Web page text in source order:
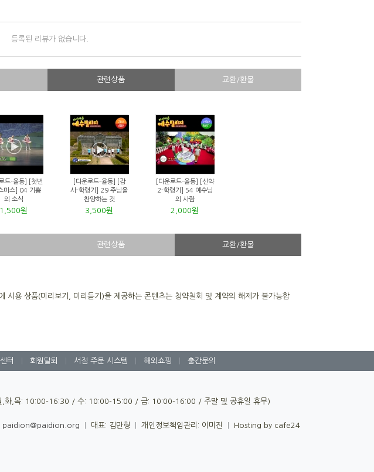
등록된 리뷰가 없습니다.
관련상품 교환/환불
드-율동] [첫번
마스] 04 기쁨
의 소식
1,500원
[다운로드-율동] [감
사-학령기] 29 주님을
찬양하는 것
3,500원
[다운로드-율동] [신약
2-학령기] 54 예수님
의 사람
2,000원
관련상품 교환/환불
시용 상품(미리보기, 미리듣기)을 제공하는 콘텐츠는 청약철회 및 계약의 해제가 불가능합
터 회원탈퇴 서점 주문 시스템 해외쇼핑 출간문의
,화,목: 10:00-16:30 / 수: 10:00-15:00 / 금: 10:00-16:00 / 주말 및 공휴일 휴무)
paidion@paidion.org 대표: 김만형 개인정보책임관리: 이미진
Hosting by cafe24